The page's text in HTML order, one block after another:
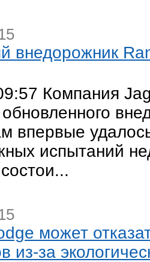
внедорожник
Компания
впервые
испытаний
может
из-за